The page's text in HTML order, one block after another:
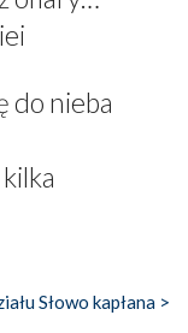
do nieba
Słowo kapłana >